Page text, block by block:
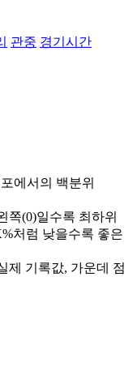
관중 경기시간
에서의 백분위
쪽(0)일수록 최하위
처럼 낮을수록 좋은
제 기록값, 가운데 점